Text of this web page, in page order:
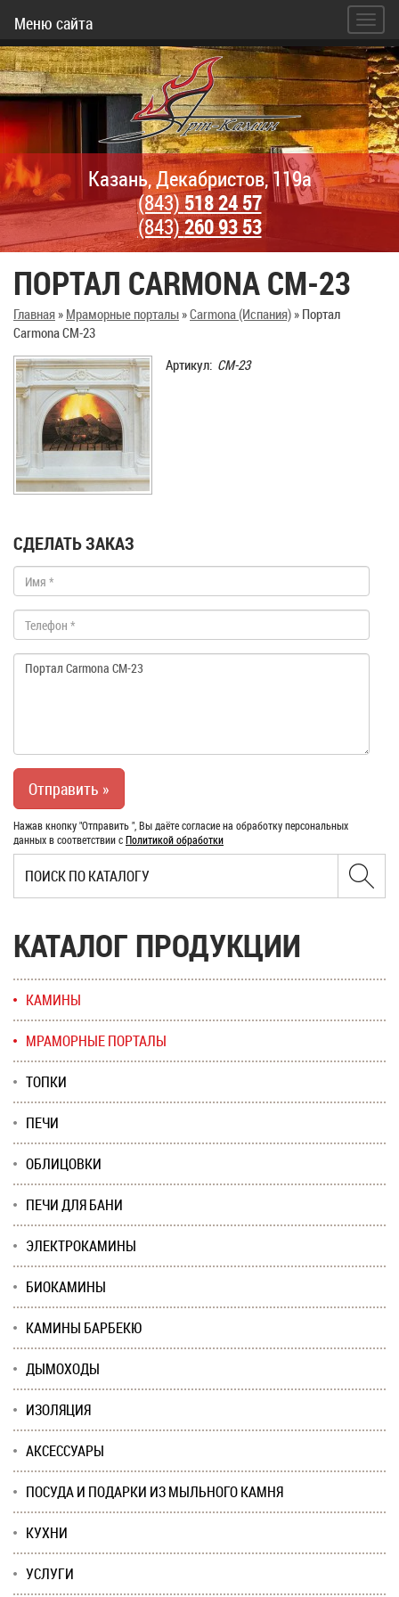
Меню сайта
Казань, Декабристов, 119а
(843)518 24 57
(843)260 93 53
ПОРТАЛ CARMONA CM-23
Главная» Мраморные порталы»Carmona (Испания)» Портал
Carmona CM-23
Артикул: CM-23
СДЕЛАТЬ ЗАКАЗ
Нажав кнопку "Отправить ", Вы даёте согласие на обработку персональных
данных в соответствии сПолитикой обработки
КАТАЛОГ ПРОДУКЦИИ
КАМИНЫ
МРАМОРНЫЕ ПОРТАЛЫ
ТОПКИ
ПЕЧИ
ОБЛИЦОВКИ
ПЕЧИ ДЛЯ БАНИ
ЭЛЕКТРОКАМИНЫ
БИОКАМИНЫ
КАМИНЫ БАРБЕКЮ
ДЫМОХОДЫ
ИЗОЛЯЦИЯ
АКСЕССУАРЫ
ПОСУДА И ПОДАРКИ ИЗ МЫЛЬНОГО КАМНЯ
КУХНИ
УСЛУГИ